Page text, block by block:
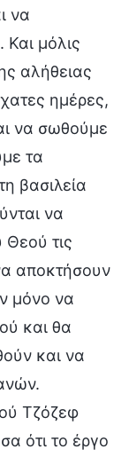
να
μόλις
αλήθειας
ημέρες,
να σωθούμε
τα
βασιλεία
να
Θεού τις
αποκτήσουν
μόνο να
και θα
και να
Τζόζεφ
ότι το έργο